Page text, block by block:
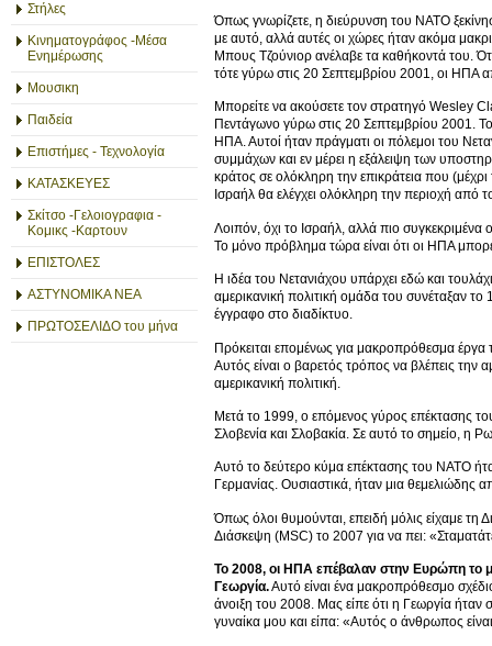
Στήλες
Κινηματογράφος -Μέσα
Ενημέρωσης
Μουσικη
Παιδεία
Επιστήμες - Τεχνολογία
ΚΑΤΑΣΚΕΥΕΣ
Σκίτσο -Γελοιογραφια -
Κομικς -Καρτουν
ΕΠΙΣΤΟΛΕΣ
ΑΣΤΥΝΟΜΙΚΑ ΝΕΑ
ΠΡΩΤΟΣΕΛΙΔΟ του μήνα
Όπως γνωρίζετε, η διεύρυνση του ΝΑΤΟ
με αυτό, αλλά αυτές οι χώρες ήταν ακόμα
Μπους Τζούνιορ ανέλαβε τα καθήκοντά του.
τότε γύρω στις 20 Σεπτεμβρίου 2001, οι ΗΠΑ
Μπορείτε να ακούσετε τον στρατηγό Wesley
Πεντάγωνο γύρω στις 20 Σεπτεμβρίου 2001.
ΗΠΑ. Αυτοί ήταν πράγματι οι πόλεμοι του
συμμάχων και εν μέρει η εξάλειψη των
κράτος σε ολόκληρη την επικράτεια που
Ισραήλ θα ελέγχει ολόκληρη την περιοχή από
Λοιπόν, όχι το Ισραήλ, αλλά πιο
Το μόνο πρόβλημα τώρα είναι ότι οι ΗΠΑ
Η ιδέα του Νετανιάχου υπάρχει εδώ και
αμερικανική πολιτική ομάδα του συνέταξαν
έγγραφο στο διαδίκτυο.
Πρόκειται επομένως για μακροπρόθεσμα
Αυτός είναι ο βαρετός τρόπος να βλέπεις την
αμερικανική πολιτική.
Μετά το 1999, ο επόμενος γύρος επέκτασης
Σλοβενία και Σλοβακία. Σε αυτό το σημείο, η
Αυτό το δεύτερο κύμα επέκτασης του ΝΑΤΟ
Γερμανίας. Ουσιαστικά, ήταν μια
Όπως όλοι θυμούνται, επειδή μόλις είχαμε
Διάσκεψη (MSC) το 2007 για να πει:
Το 2008, οι ΗΠΑ επέβαλαν στην Ευρώπη το
Γεωργία.Αυτό είναι ένα μακροπρόθεσμο
άνοιξη του 2008. Μας είπε ότι η Γεωργία
γυναίκα μου και είπα: «Αυτός ο άνθρωπος